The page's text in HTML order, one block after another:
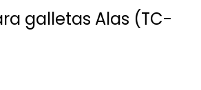
galletas Alas (TC-